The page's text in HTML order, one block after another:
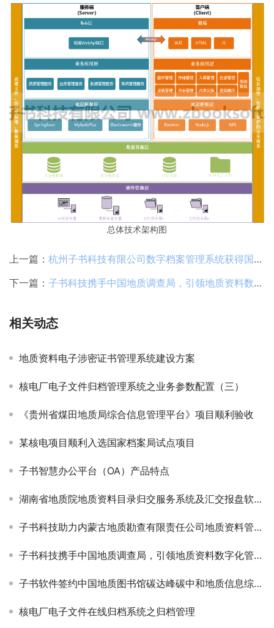
总体技术架构图
上一篇： 杭州子书科技有限公司数字档案管理系统获得国产软件互认证
下一篇： 子书科技携手中国地质调查局，引领地质资料数字化管理新纪元
相关动态
地质资料电子涉密证书管理系统建设方案
核电厂电子文件归档管理系统之业务参数配置（三）
《贵州省煤田地质局综合信息管理平台》项目顺利验收
某核电项目顺利入选国家档案局试点项目
子书智慧办公平台（OA）产品特点
湖南省地质院地质资料目录归交服务系统及汇交报盘软件升级、大屏展示系统项目顺利通过验收
子书科技助力内蒙古地质勘查有限责任公司地质资料管理系统升级
子书科技携手中国地质调查局，引领地质资料数字化管理新纪元
子书软件签约中国地质图书馆碳达峰碳中和地质信息综合服务平台1.0开发专题项目
核电厂电子文件在线归档系统之归档管理